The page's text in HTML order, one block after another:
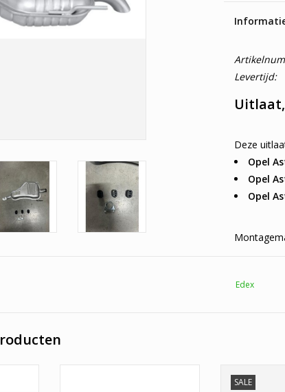
Levertijd:
Uitlaat,
Deze
Opel
Opel
Opel
Edex
SALE